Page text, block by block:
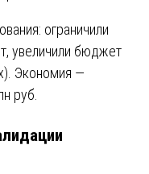
ограничили
увеличили бюджет
Экономия —
руб.